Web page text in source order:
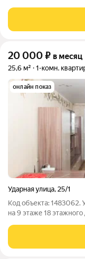
гарантирует
Квартира находится на
20 000 ₽ в месяц
25,6 м² 1-комн.
онлайн показ
Ударная улица, 25/1
Код объекта: 1483062.
на 9 этаже 18
соседи, безопасный и
светлая, просторная и